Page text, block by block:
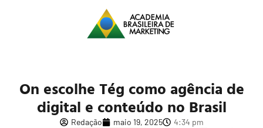
On escolhe Tég como agência de
digital e conteúdo no Brasil
Redação maio 19, 2025 4:34 pm